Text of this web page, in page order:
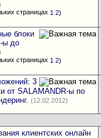
1 2)
блоки
ы до
1 2)
от SALAMANDR-ы по
(12.02.2012)
клиентских онлайн